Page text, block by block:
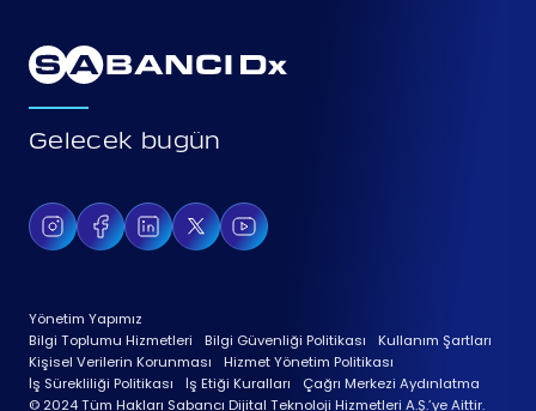
Gelecek bugün
© 2024 Tüm Hakları Sabancı Dijital Teknoloji Hizmetleri A.Ş.’ye Aittir.
Bilgi Toplumu Hizmetleri Bilgi Güvenliği Politikası
Kullanım Şartları
Kişisel Verilerin Korunması
Hizmet Yönetim Politikası
İş Sürekliliği Politikası
İş Etiği Kuralları Çağrı Merkezi Aydınlatma
Yönetim Yapımız